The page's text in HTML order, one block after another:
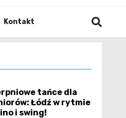
Kontakt
tańce dla
Łódź w rytmie
i swing!